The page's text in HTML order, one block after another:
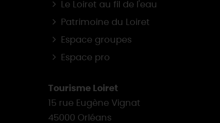
Le Loiret au fil de l'eau
Patrimoine du Loiret
Espace groupes
Espace pro
Tourisme Loiret
15 rue Eugène Vignat
45000 Orléans